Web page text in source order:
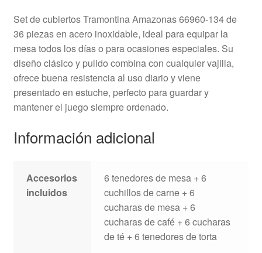
Set de cubiertos Tramontina Amazonas 66960-134 de
36 piezas en acero inoxidable, ideal para equipar la
mesa todos los días o para ocasiones especiales. Su
diseño clásico y pulido combina con cualquier vajilla,
ofrece buena resistencia al uso diario y viene
presentado en estuche, perfecto para guardar y
mantener el juego siempre ordenado.
Información adicional
Accesorios
incluidos
6 tenedores de mesa + 6
cuchillos de carne + 6
cucharas de mesa + 6
cucharas de café + 6 cucharas
de té + 6 tenedores de torta